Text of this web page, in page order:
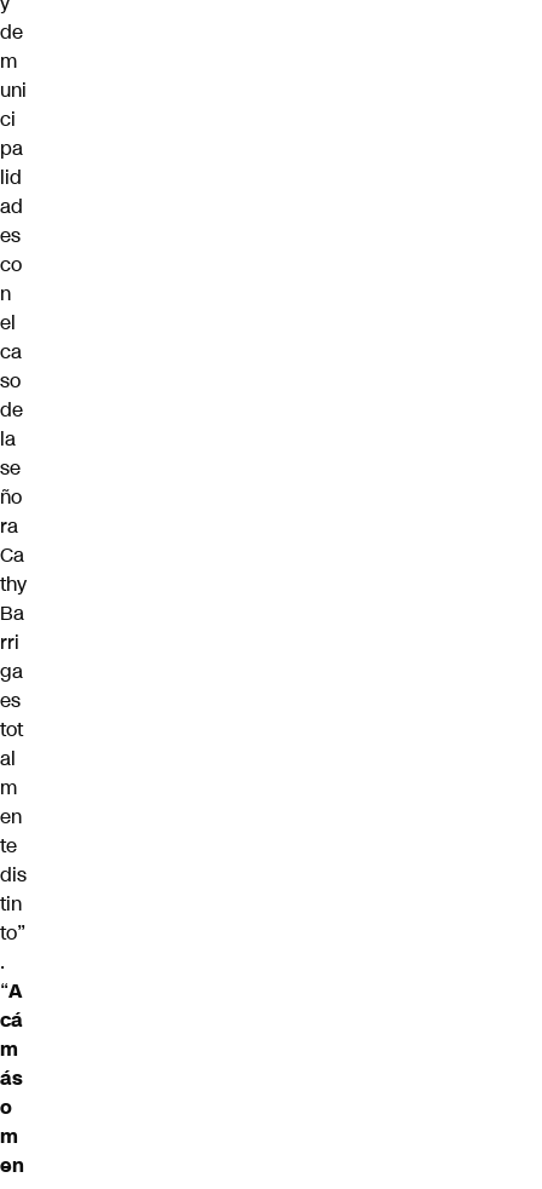
de
m
uni
ci
pa
lid
ad
es
co
n
el
ca
so
de
la
se
ño
ra
Ca
thy
Ba
rri
ga
es
tot
al
m
en
te
dis
tin
to”
.
“A
cá
m
ás
o
m
en